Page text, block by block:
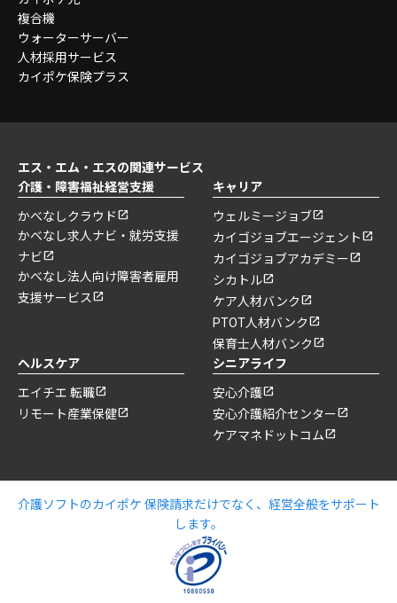
複合機
ウォーターサーバー
人材採用サービス
カイポケ保険プラス
エス・エム・エスの関連サービス
介護・障害福祉経営支援
かべなしクラウド
かべなし求人ナビ・就労支援
ナビ
かべなし法人向け障害者雇用
支援サービス
キャリア
ウェルミージョブ
カイゴジョブエージェント
カイゴジョブアカデミー
シカトル
ケア人材バンク
PTOT人材バンク
保育士人材バンク
ヘルスケア
エイチエ 転職
リモート産業保健
シニアライフ
安心介護
安心介護紹介センター
ケアマネドットコム
介護ソフトのカイポケ 保険請求だけでなく、経営全般をサポート
します。